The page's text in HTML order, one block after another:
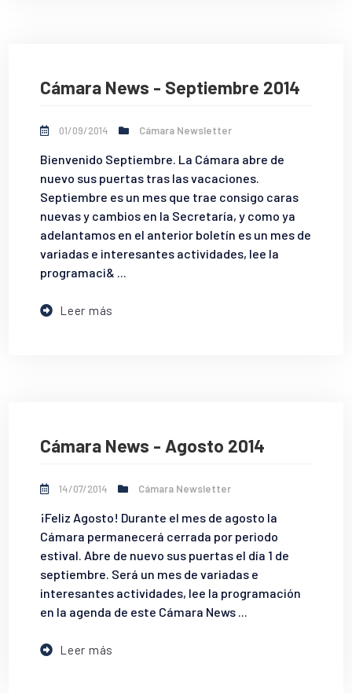
Cámara News - Septiembre 2014
01/09/2014 Cámara Newsletter
Bienvenido Septiembre. La Cámara abre de
nuevo sus puertas tras las vacaciones.
Septiembre es un mes que trae consigo caras
nuevas y cambios en la Secretaría, y como ya
adelantamos en el anterior boletín es un mes de
variadas e interesantes actividades, lee la
programaci& ...
Leer más
Cámara News - Agosto 2014
14/07/2014 Cámara Newsletter
¡Feliz Agosto! Durante el mes de agosto la
Cámara permanecerá cerrada por periodo
estival. Abre de nuevo sus puertas el día 1 de
septiembre. Será un mes de variadas e
interesantes actividades, lee la programación
en la agenda de este Cámara News ...
Leer más